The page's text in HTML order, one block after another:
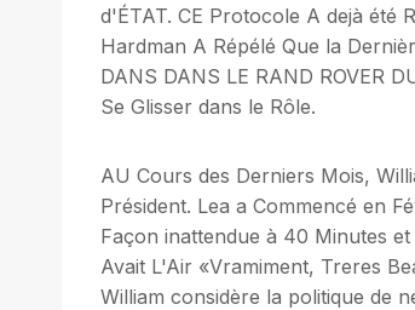
d'ÉTAT. CE Protocole A dejà été
Hardman A Répélé Que la
DANS DANS LE RAND ROVER
Se Glisser dans le Rôle.
AU Cours des Derniers Mois,
Président. Lea a Commencé en
Façon inattendue à 40 Minutes
Avait L'Air «Vramiment, Treres
William considère la politique de